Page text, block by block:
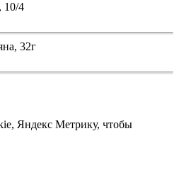
10/4
32г
Яндекс Метрику, чтобы